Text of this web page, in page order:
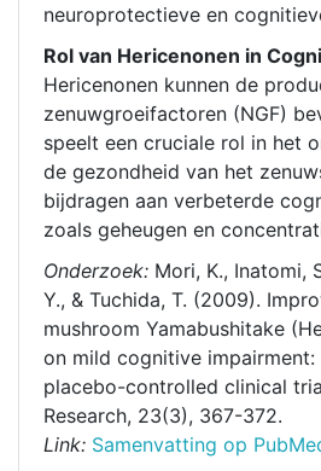
neuroprotectieve en
Rol van Hericenonen in
Hericenonen kunnen de
zenuwgroeifactoren (NGF)
speelt een cruciale rol in het
de gezondheid van het
bijdragen aan verbeterde
zoals geheugen en
Onderzoek: Mori, K., Inatomi,
Y., & Tuchida, T. (2009).
mushroom Yamabushitake
on mild cognitive
placebo-controlled clinical
Research, 23(3), 367-372.
Link: Samenvatting op